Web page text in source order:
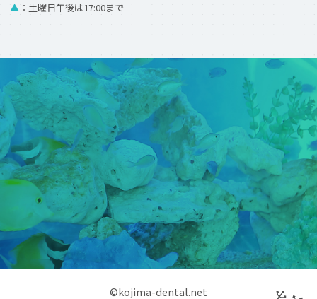
▲ ：土曜日午後は17:00まで
©kojima-dental.net